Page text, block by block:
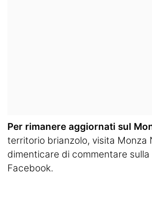
Per rimanere aggiornati sul
territorio brianzolo, visita Monza
dimenticare di commentare
Facebook.